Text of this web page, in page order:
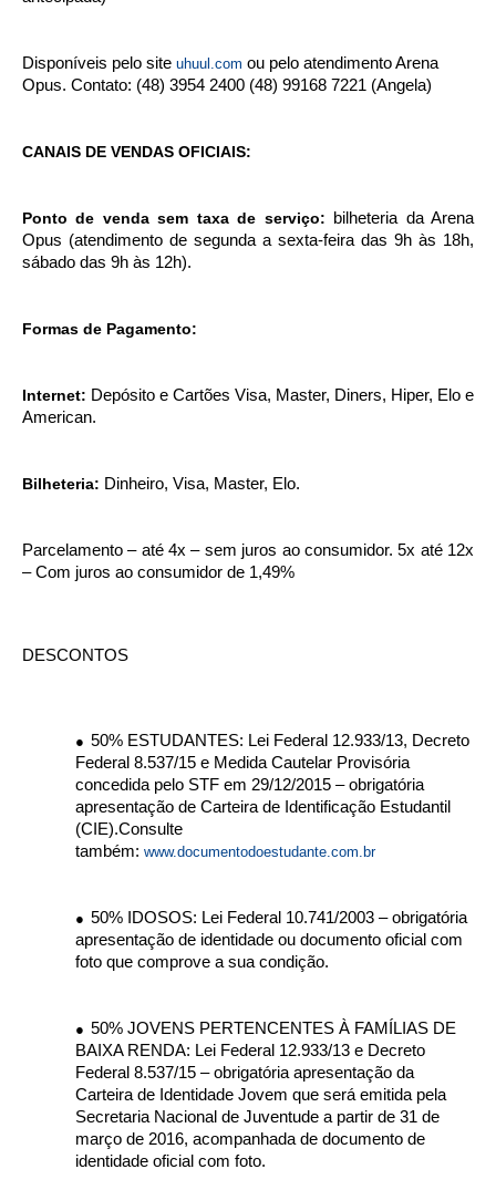
Disponíveis pelo site uhuul.com ou pelo atendimento Arena
Opus. Contato: (48) 3954 2400 (48) 99168 7221 (Angela)
CANAIS DE VENDAS OFICIAIS:
Ponto de venda sem taxa de serviço: bilheteria da Arena
Opus (atendimento de segunda a sexta-feira das 9h às 18h,
sábado das 9h às 12h).
Formas de Pagamento:
Internet: Depósito e Cartões Visa, Master, Diners, Hiper, Elo e
American.
Bilheteria: Dinheiro, Visa, Master, Elo.
Parcelamento – até 4x – sem juros ao consumidor. 5x até 12x
– Com juros ao consumidor de 1,49%
DESCONTOS
● 50% ESTUDANTES: Lei Federal 12.933/13, Decreto
Federal 8.537/15 e Medida Cautelar Provisória
concedida pelo STF em 29/12/2015 – obrigatória
apresentação de Carteira de Identificação Estudantil
(CIE).Consulte
também: www.documentodoestudante.com.br
● 50% IDOSOS: Lei Federal 10.741/2003 – obrigatória
apresentação de identidade ou documento oficial com
foto que comprove a sua condição.
● 50% JOVENS PERTENCENTES À FAMÍLIAS DE
BAIXA RENDA: Lei Federal 12.933/13 e Decreto
Federal 8.537/15 – obrigatória apresentação da
Carteira de Identidade Jovem que será emitida pela
Secretaria Nacional de Juventude a partir de 31 de
março de 2016, acompanhada de documento de
identidade oficial com foto.